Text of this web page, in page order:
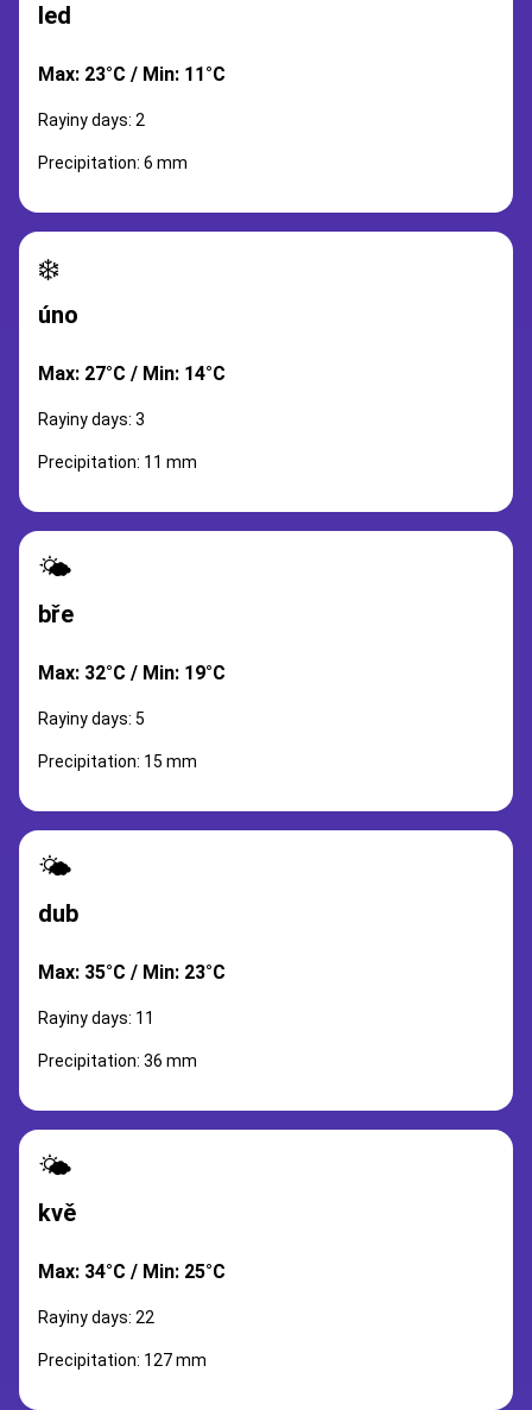
led
Max: 23°C / Min: 11°C
Rayiny days: 2
Precipitation: 6 mm
❄️
úno
Max: 27°C / Min: 14°C
Rayiny days: 3
Precipitation: 11 mm
🌤️
bře
Max: 32°C / Min: 19°C
Rayiny days: 5
Precipitation: 15 mm
🌤️
dub
Max: 35°C / Min: 23°C
Rayiny days: 11
Precipitation: 36 mm
🌤️
kvě
Max: 34°C / Min: 25°C
Rayiny days: 22
Precipitation: 127 mm